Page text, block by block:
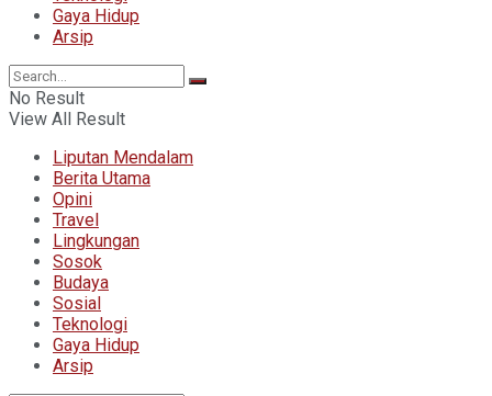
Gaya Hidup
Arsip
No Result
View All Result
Liputan Mendalam
Berita Utama
Opini
Travel
Lingkungan
Sosok
Budaya
Sosial
Teknologi
Gaya Hidup
Arsip